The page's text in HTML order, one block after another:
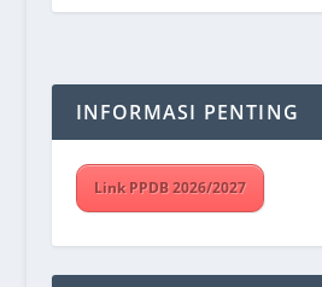
INFORMASI PENTING
Link PPDB 2026/2027